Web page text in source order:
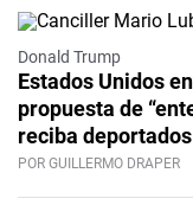
Donald Trump
Estados Unidos
propuesta de
reciba
POR GUILLERMO DRAPER